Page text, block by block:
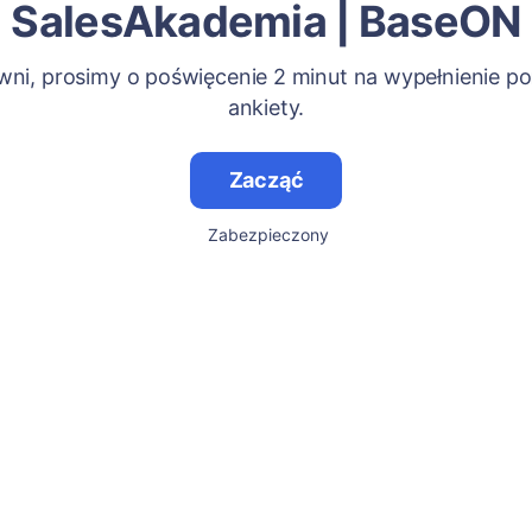
SalesAkademia | BaseON
prosimy o poświęcenie 2 minut na wypełnienie
ankiety.
Zacząć
Zabezpieczony